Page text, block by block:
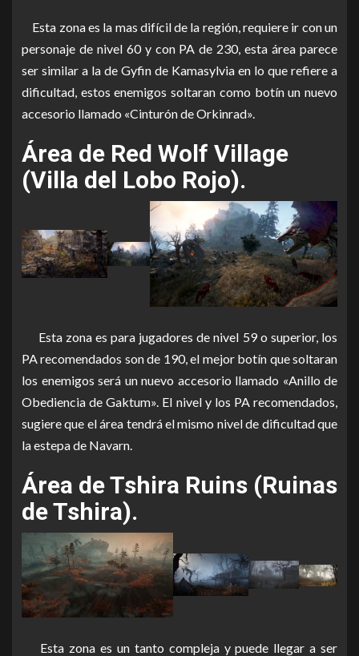
Esta zona es la mas difícil de la región, requiere ir con un
personaje de nivel 60 y con PA de 230, esta área parece
ser similar a la de Gyfin de Kamasylvia en lo que refiere a
dificultad, estos enemigos soltaran como botín un nuevo
accesorio llamado «Cinturón de Orkinrad».
Área de Red Wolf Village
(Villa del Lobo Rojo).
Esta zona es para jugadores de nivel 59 o superior, los
PA recomendados son de 190, el mejor botín que soltaran
los enemigos será un nuevo accesorio llamado «Anillo de
Obediencia de Gaktum». El nivel y los PA recomendados,
sugiere que el área tendrá el mismo nivel de dificultad que
la estepa de Navarn.
Área de Tshira Ruins (Ruinas
de Tshira).
Esta zona es un tanto compleja y puede llegar a ser